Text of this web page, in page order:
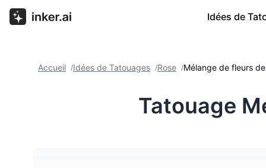
Idées de
Accueil /Idées de Tatouages /Rose /Mélange de fleurs
Tatouage